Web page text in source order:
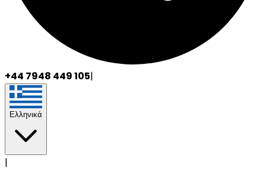
+44 7948 449 105|
Ελληνικά
|